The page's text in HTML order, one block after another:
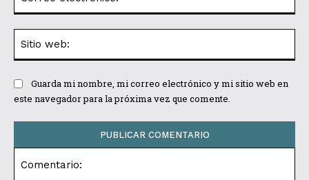
Guarda mi nombre, mi correo electrónico y mi sitio web en
este navegador para la próxima vez que comente.